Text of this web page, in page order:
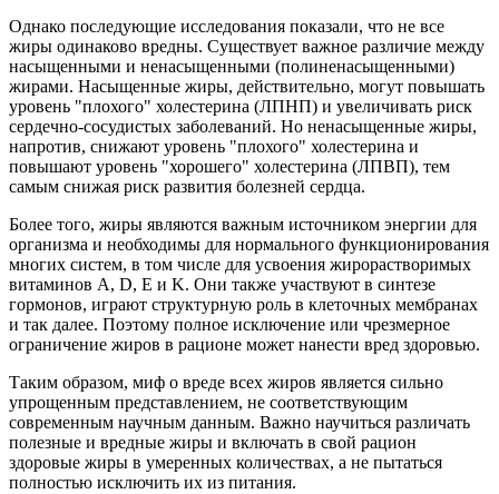
Однако последующие исследования показали, что не все
жиры одинаково вредны. Существует важное различие между
насыщенными и ненасыщенными (полиненасыщенными)
жирами. Насыщенные жиры, действительно, могут повышать
уровень "плохого" холестерина (ЛПНП) и увеличивать риск
сердечно-сосудистых заболеваний. Но ненасыщенные жиры,
напротив, снижают уровень "плохого" холестерина и
повышают уровень "хорошего" холестерина (ЛПВП), тем
самым снижая риск развития болезней сердца.
Более того, жиры являются важным источником энергии для
организма и необходимы для нормального функционирования
многих систем, в том числе для усвоения жирорастворимых
витаминов А, D, E и K. Они также участвуют в синтезе
гормонов, играют структурную роль в клеточных мембранах
и так далее. Поэтому полное исключение или чрезмерное
ограничение жиров в рационе может нанести вред здоровью.
Таким образом, миф о вреде всех жиров является сильно
упрощенным представлением, не соответствующим
современным научным данным. Важно научиться различать
полезные и вредные жиры и включать в свой рацион
здоровые жиры в умеренных количествах, а не пытаться
полностью исключить их из питания.